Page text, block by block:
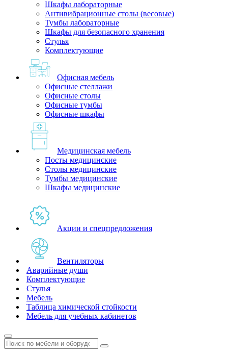
Шкафы лабораторные
Антивибрационные столы (весовые)
Тумбы лабораторные
Шкафы для безопасного хранения
Стулья
Комплектующие
Офисная мебель
Офисные стеллажи
Офисные столы
Офисные тумбы
Офисные шкафы
Медицинская мебель
Посты медицинские
Столы медицинские
Тумбы медицинские
Шкафы медицинские
Акции и спецпредложения
Вентиляторы
Аварийные души
Комплектующие
Стулья
Мебель
Таблица химической стойкости
Мебель для учебных кабинетов